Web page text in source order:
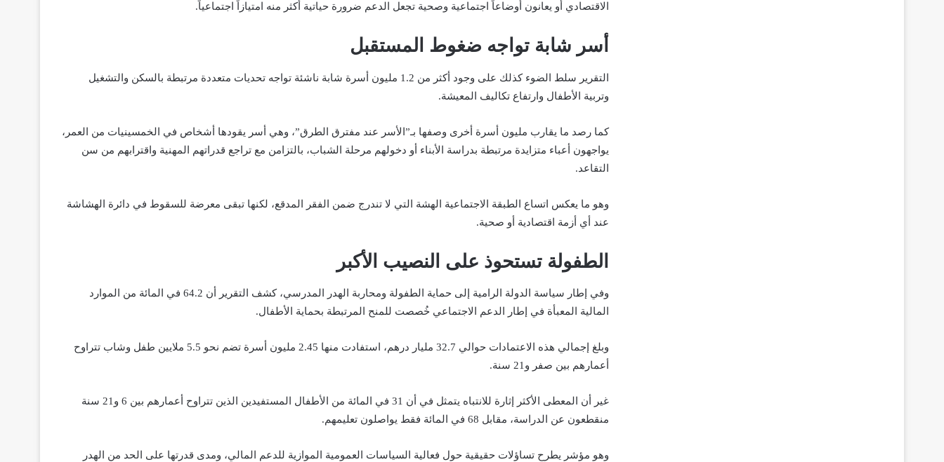
الاقتصادي أو يعانون أوضاعاً اجتماعية وصحية تجعل الدعم ضرورة حياتية أكثر منه امتيازاً اجتماعياً.
أسر شابة تواجه ضغوط المستقبل
التقرير سلط الضوء كذلك على وجود أكثر من 1.2 مليون أسرة شابة ناشئة تواجه تحديات متعددة مرتبطة بالسكن والتشغيل
وتربية الأطفال وارتفاع تكاليف المعيشة.
كما رصد ما يقارب مليون أسرة أخرى وصفها بـ”الأسر عند مفترق الطرق”، وهي أسر يقودها أشخاص في الخمسينيات من العمر،
يواجهون أعباء متزايدة مرتبطة بدراسة الأبناء أو دخولهم مرحلة الشباب، بالتزامن مع تراجع قدراتهم المهنية واقترابهم من سن
التقاعد.
وهو ما يعكس اتساع الطبقة الاجتماعية الهشة التي لا تندرج ضمن الفقر المدقع، لكنها تبقى معرضة للسقوط في دائرة الهشاشة
عند أي أزمة اقتصادية أو صحية.
الطفولة تستحوذ على النصيب الأكبر
وفي إطار سياسة الدولة الرامية إلى حماية الطفولة ومحاربة الهدر المدرسي، كشف التقرير أن 64.2 في المائة من الموارد
المالية المعبأة في إطار الدعم الاجتماعي خُصصت للمنح المرتبطة بحماية الأطفال.
وبلغ إجمالي هذه الاعتمادات حوالي 32.7 مليار درهم، استفادت منها 2.45 مليون أسرة تضم نحو 5.5 ملايين طفل وشاب تتراوح
أعمارهم بين صفر و21 سنة.
غير أن المعطى الأكثر إثارة للانتباه يتمثل في أن 31 في المائة من الأطفال المستفيدين الذين تتراوح أعمارهم بين 6 و21 سنة
منقطعون عن الدراسة، مقابل 68 في المائة فقط يواصلون تعليمهم.
وهو مؤشر يطرح تساؤلات حقيقية حول فعالية السياسات العمومية الموازية للدعم المالي، ومدى قدرتها على الحد من الهدر